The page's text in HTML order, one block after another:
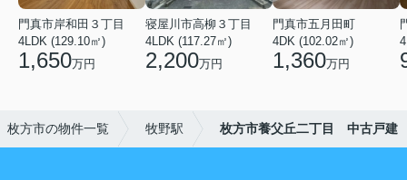
門真市岸和田３丁目
4LDK (129.10㎡)
1,650万円
寝屋川市高柳３丁目
4LDK (117.27㎡)
2,200万円
門真市五月田町
4DK (102.02㎡)
1,360万円
枚方市の物件一覧 牧野駅 枚方市養父丘二丁目 中古戸建